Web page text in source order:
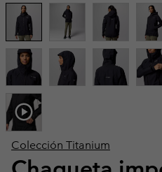
Colección Titanium